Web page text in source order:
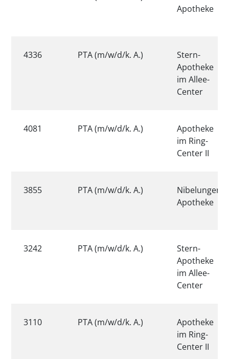
Apotheke
4336 PTA (m/w/d/k. A.)
Stern-
Apotheke
im Allee-
Center
4081 PTA (m/w/d/k. A.)
Apotheke
im Ring-
Center II
3855 PTA (m/w/d/k. A.)
Nibelungen
Apotheke
3242 PTA (m/w/d/k. A.)
Stern-
Apotheke
im Allee-
Center
3110 PTA (m/w/d/k. A.)
Apotheke
im Ring-
Center II